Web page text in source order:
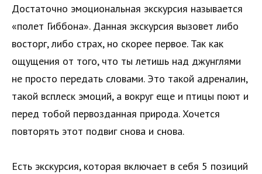
Достаточно эмоциональная экскурсия называется
«полет Гиббона». Данная экскурсия вызовет либо
восторг, либо страх, но скорее первое. Так как
ощущения от того, что ты летишь над джунглями
не просто передать словами. Это такой адреналин,
такой всплеск эмоций, а вокруг еще и птицы поют и
перед тобой первозданная природа. Хочется
повторять этот подвиг снова и снова.
Есть экскурсия, которая включает в себя 5 позиций